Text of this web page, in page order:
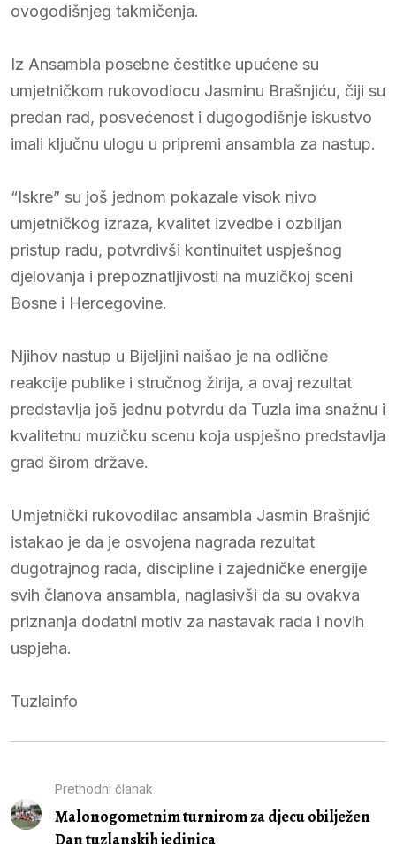
ovogodišnjeg takmičenja.
Iz Ansambla posebne čestitke upućene su
umjetničkom rukovodiocu Jasminu Brašnjiću, čiji su
predan rad, posvećenost i dugogodišnje iskustvo
imali ključnu ulogu u pripremi ansambla za nastup.
“Iskre” su još jednom pokazale visok nivo
umjetničkog izraza, kvalitet izvedbe i ozbiljan
pristup radu, potvrdivši kontinuitet uspješnog
djelovanja i prepoznatljivosti na muzičkoj sceni
Bosne i Hercegovine.
Njihov nastup u Bijeljini naišao je na odlične
reakcije publike i stručnog žirija, a ovaj rezultat
predstavlja još jednu potvrdu da Tuzla ima snažnu i
kvalitetnu muzičku scenu koja uspješno predstavlja
grad širom države.
Umjetnički rukovodilac ansambla Jasmin Brašnjić
istakao je da je osvojena nagrada rezultat
dugotrajnog rada, discipline i zajedničke energije
svih članova ansambla, naglasivši da su ovakva
priznanja dodatni motiv za nastavak rada i novih
uspjeha.
Tuzlainfo
Prethodni članak
Malonogometnim turnirom za djecu obilježen
Dan tuzlanskih jedinica